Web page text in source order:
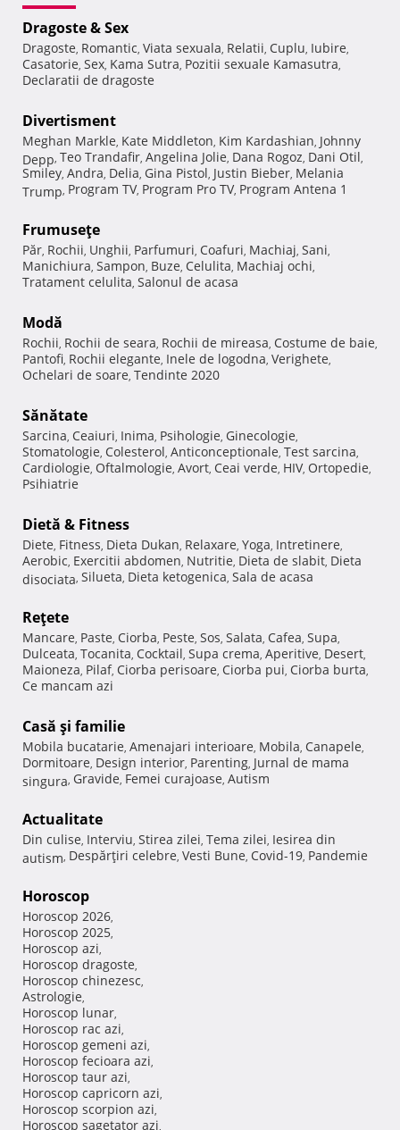
Dragoste & Sex
Dragoste, Romantic, Viata sexuala, Relatii, Cuplu, Iubire,
Casatorie, Sex, Kama Sutra, Pozitii sexuale Kamasutra,
Declaratii de dragoste
Divertisment
Meghan Markle, Kate Middleton, Kim Kardashian, Johnny
Depp, Teo Trandafir, Angelina Jolie, Dana Rogoz, Dani Otil,
Smiley, Andra, Delia, Gina Pistol, Justin Bieber, Melania
Trump, Program TV, Program Pro TV, Program Antena 1
Frumuseţe
Păr, Rochii, Unghii, Parfumuri, Coafuri, Machiaj, Sani,
Manichiura, Sampon, Buze, Celulita, Machiaj ochi,
Tratament celulita, Salonul de acasa
Modă
Rochii, Rochii de seara, Rochii de mireasa, Costume de baie,
Pantofi, Rochii elegante, Inele de logodna, Verighete,
Ochelari de soare, Tendinte 2020
Sănătate
Sarcina, Ceaiuri, Inima, Psihologie, Ginecologie,
Stomatologie, Colesterol, Anticonceptionale, Test sarcina,
Cardiologie, Oftalmologie, Avort, Ceai verde, HIV, Ortopedie,
Psihiatrie
Dietă & Fitness
Diete, Fitness, Dieta Dukan, Relaxare, Yoga, Intretinere,
Aerobic, Exercitii abdomen, Nutritie, Dieta de slabit, Dieta
disociata, Silueta, Dieta ketogenica, Sala de acasa
Reţete
Mancare, Paste, Ciorba, Peste, Sos, Salata, Cafea, Supa,
Dulceata, Tocanita, Cocktail, Supa crema, Aperitive, Desert,
Maioneza, Pilaf, Ciorba perisoare, Ciorba pui, Ciorba burta,
Ce mancam azi
Casă şi familie
Mobila bucatarie, Amenajari interioare, Mobila, Canapele,
Dormitoare, Design interior, Parenting, Jurnal de mama
singura, Gravide, Femei curajoase, Autism
Actualitate
Din culise, Interviu, Stirea zilei, Tema zilei, Iesirea din
autism, Despărţiri celebre, Vesti Bune, Covid-19, Pandemie
Horoscop
Horoscop 2026,
Horoscop 2025,
Horoscop azi,
Horoscop dragoste,
Horoscop chinezesc,
Astrologie,
Horoscop lunar,
Horoscop rac azi,
Horoscop gemeni azi,
Horoscop fecioara azi,
Horoscop taur azi,
Horoscop capricorn azi,
Horoscop scorpion azi,
Horoscop sagetator azi,